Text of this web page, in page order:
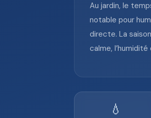
Au jardin, le
notable pour
directe. La
calme,
💧